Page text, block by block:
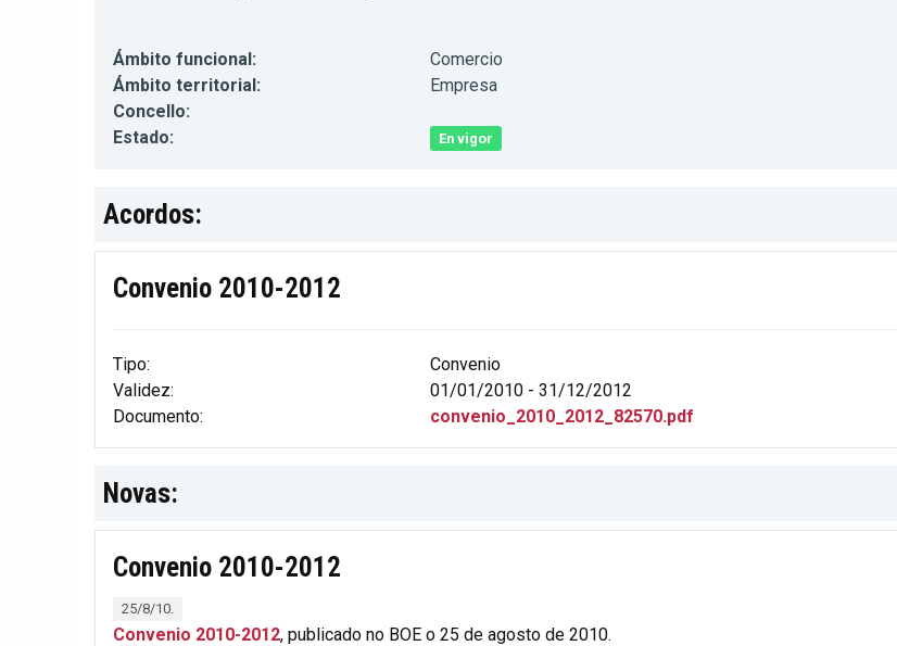
Ámbito funcional:
Comercio
Ámbito territorial:
Empresa
Concello:
Estado:
En vigor
Acordos:
Convenio 2010-2012
Tipo:
Convenio
Validez:
01/01/2010 - 31/12/2012
Documento:
convenio_2010_2012_82570.pdf
Novas:
Convenio 2010-2012
25/8/10.
Convenio 2010-2012, publicado no BOE o 25 de agosto de 2010.